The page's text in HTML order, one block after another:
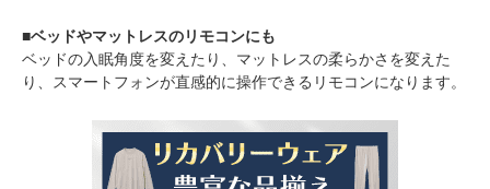
■ベッドやマットレスのリモコンにも
ベッドの入眠角度を変えたり、マットレスの柔らかさを変えた
り、スマートフォンが直感的に操作できるリモコンになります。